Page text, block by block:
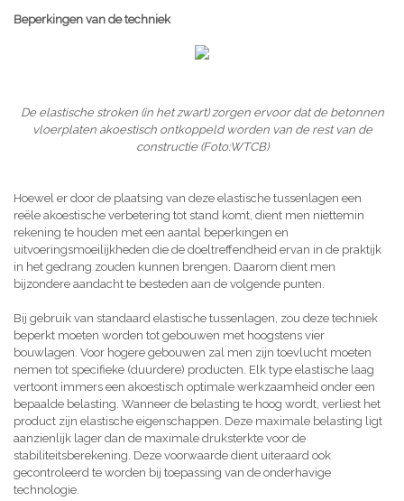
Beperkingen van de techniek
De elastische stroken (in het zwart) zorgen ervoor dat de betonnen
vloerplaten akoestisch ontkoppeld worden van de rest van de
constructie (Foto:WTCB)
Hoewel er door de plaatsing van deze elastische tussenlagen een
reële akoestische verbetering tot stand komt, dient men niettemin
rekening te houden met een aantal beperkingen en
uitvoeringsmoeilijkheden die de doeltreffendheid ervan in de praktijk
in het gedrang zouden kunnen brengen. Daarom dient men
bijzondere aandacht te besteden aan de volgende punten.
Bij gebruik van standaard elastische tussenlagen, zou deze techniek
beperkt moeten worden tot gebouwen met hoogstens vier
bouwlagen. Voor hogere gebouwen zal men zijn toevlucht moeten
nemen tot specifieke (duurdere) producten. Elk type elastische laag
vertoont immers een akoestisch optimale werkzaamheid onder een
bepaalde belasting. Wanneer de belasting te hoog wordt, verliest het
product zijn elastische eigenschappen. Deze maximale belasting ligt
aanzienlijk lager dan de maximale druksterkte voor de
stabiliteitsberekening. Deze voorwaarde dient uiteraard ook
gecontroleerd te worden bij toepassing van de onderhavige
technologie.